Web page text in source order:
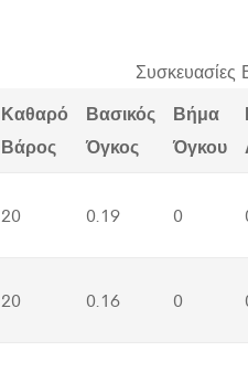
Συσκευασίες
Καθαρό
Βάρος
Βασικός
Όγκος
Βήμα
Όγκου
20 0.19 0
20 0.16 0